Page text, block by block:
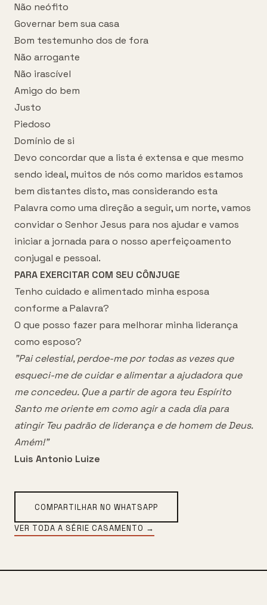
Não neófito
Governar bem sua casa
Bom testemunho dos de fora
Não arrogante
Não irascível
Amigo do bem
Justo
Piedoso
Domínio de si
Devo concordar que a lista é extensa e que mesmo
sendo ideal, muitos de nós como maridos estamos
bem distantes disto, mas considerando esta
Palavra como uma direção a seguir, um norte, vamos
convidar o Senhor Jesus para nos ajudar e vamos
iniciar a jornada para o nosso aperfeiçoamento
conjugal e pessoal.
PARA EXERCITAR COM SEU CÔNJUGE
Tenho cuidado e alimentado minha esposa
conforme a Palavra?
O que posso fazer para melhorar minha liderança
como esposo?
"Pai celestial, perdoe-me por todas as vezes que
esqueci-me de cuidar e alimentar a ajudadora que
me concedeu. Que a partir de agora teu Espírito
Santo me oriente em como agir a cada dia para
atingir Teu padrão de liderança e de homem de Deus.
Amém!"
Luis Antonio Luize
COMPARTILHAR NO WHATSAPP
VER TODA A SÉRIE CASAMENTO →